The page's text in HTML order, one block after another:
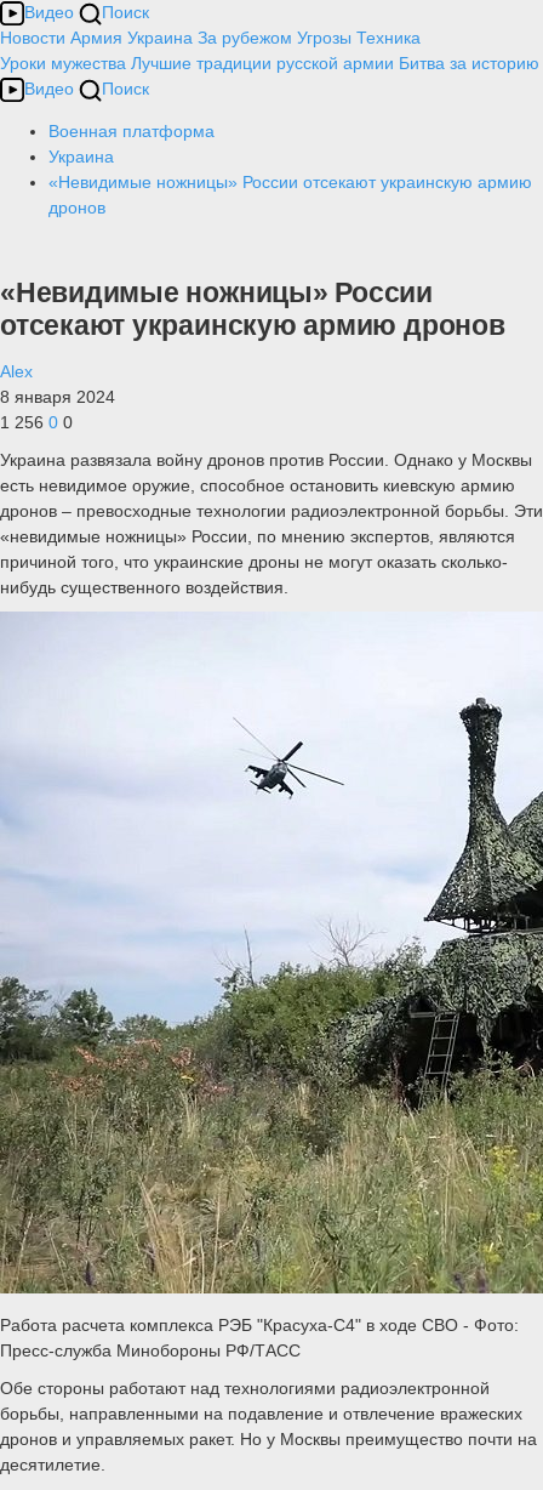
Видео
Поиск
Новости Армия Украина За рубежом Угрозы Техника
Уроки мужества Лучшие традиции русской армии Битва за историю
Видео
Поиск
Военная платформа
Украина
«Невидимые ножницы» России отсекают украинскую армию
дронов
«Невидимые ножницы» России
отсекают украинскую армию дронов
Alex
8 января 2024
1 256 0 0
Украина развязала войну дронов против России. Однако у Москвы
есть невидимое оружие, способное остановить киевскую армию
дронов – превосходные технологии радиоэлектронной борьбы. Эти
«невидимые ножницы» России, по мнению экспертов, являются
причиной того, что украинские дроны не могут оказать сколько-
нибудь существенного воздействия.
Работа расчета комплекса РЭБ "Красуха-С4" в ходе СВО - Фото:
Пресс-служба Минобороны РФ/ТАСС
Обе стороны работают над технологиями радиоэлектронной
борьбы, направленными на подавление и отвлечение вражеских
дронов и управляемых ракет. Но у Москвы преимущество почти на
десятилетие.